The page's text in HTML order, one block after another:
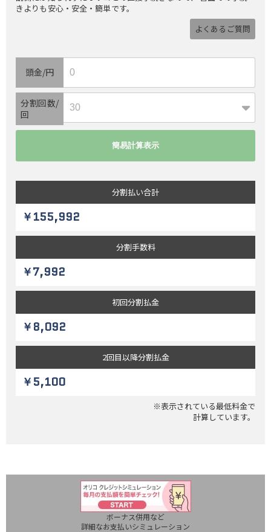
きよりも安心・安全・簡単です。
よくあるご質問
頭金/円
分割回数/
回
分割払い合計
￥155,992
分割手数料
￥7,992
初回分割払金
￥8,092
2回目以降分割払金
￥5,100
※表示されている最低料金で
計算しています。
ボーナス併用など
詳細なお支払いシミュレーション